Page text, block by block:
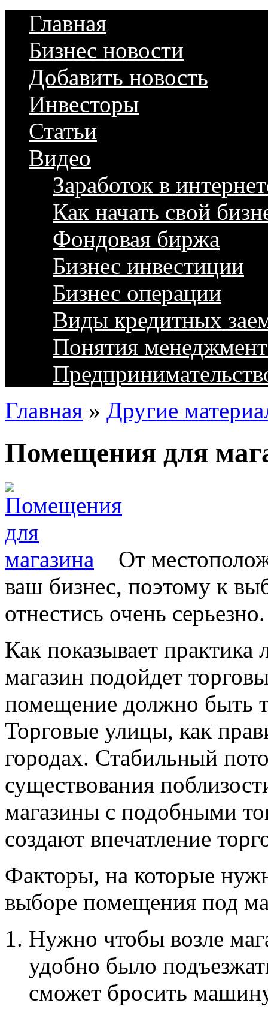
Главная
Бизнес новости
Добавить новость
Инвесторы
Статьи
Видео
Заработок в
Как начать свой
Фондовая биржа
Бизнес инвестиции
Бизнес операции
Виды кредитных
Понятия
Главная » Другие
Помещения для
От
ваш бизнес, поэтому к
отнестись очень серьезно.
Как показывает
магазин подойдет
помещение должно быть
Торговые улицы, как
городах. Стабильный
существования
магазины с подобными
создают впечатление
Факторы, на которые
выборе помещения под
Нужно чтобы возле
удобно было
сможет бросить